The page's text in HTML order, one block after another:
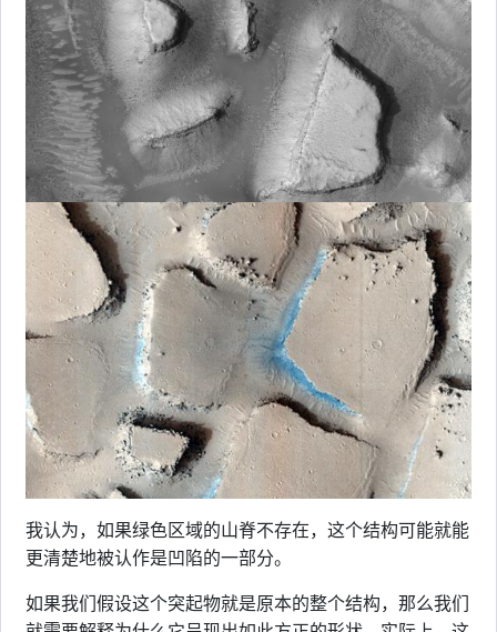
我认为，如果绿色区域的山脊不存在，这个结构可能就能
更清楚地被认作是凹陷的一部分。
如果我们假设这个突起物就是原本的整个结构，那么我们